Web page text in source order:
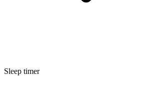
Sleep timer